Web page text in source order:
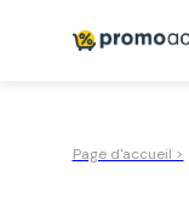
Page d'accueil >